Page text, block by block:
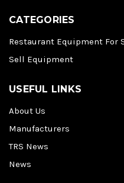
CATEGORIES
Restaurant Equipment For
Sell Equipment
USEFUL LINKS
About Us
Manufacturers
TRS News
News